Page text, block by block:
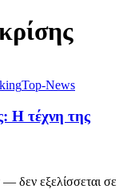
Top-News
Η τέχνη της
— δεν εξελίσσεται σε